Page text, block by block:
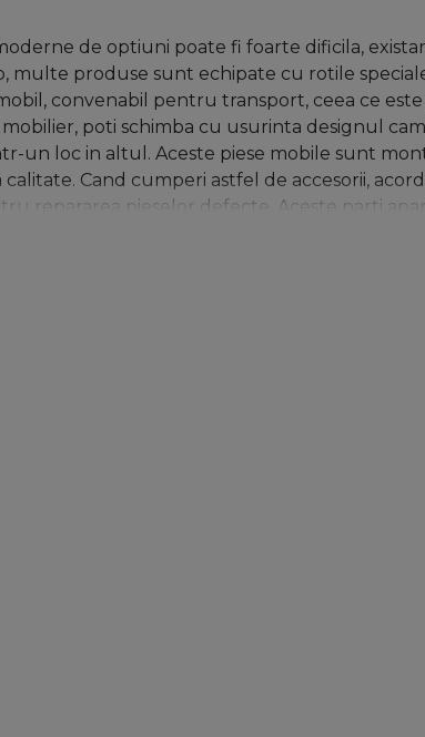
de optiuni poate fi foarte dificila,
multe produse sunt echipate cu rotile
convenabil pentru transport, ceea ce
poti schimba cu usurinta designul
un loc in altul. Aceste piese mobile sunt
Cand cumperi astfel de accesorii,
repararea pieselor defecte. Aceste parti
de fabricatie, deci ar trebui alese cu